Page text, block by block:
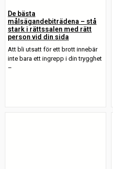
De bästa
målsägandebiträdena – stå
stark i rättssalen med rätt
person vid din sida
Att bli utsatt för ett brott innebär
inte bara ett ingrepp i din trygghet
–